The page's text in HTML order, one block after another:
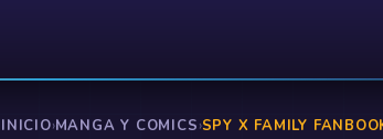
INICIO›MANGA Y COMICS›SPY X FAMILY